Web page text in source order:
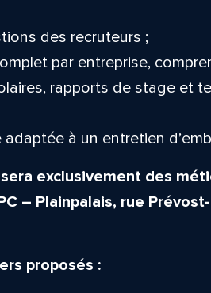
des recruteurs ;
par entreprise,
rapports de stage et
à un entretien
exclusivement des
– Plainpalais, rue
proposés :